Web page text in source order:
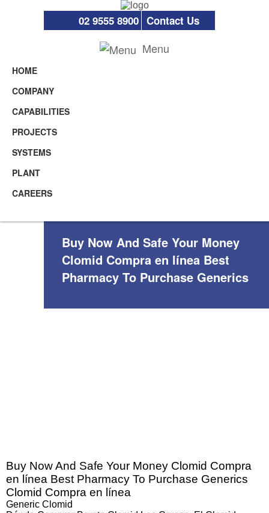
02 9555 8900 Contact Us
Menu
HOME
COMPANY
CAPABILITIES
PROJECTS
SYSTEMS
PLANT
CAREERS
Buy Now And Safe Your Money
Clomid Compra en línea Best
Pharmacy To Purchase Generics
Buy Now And Safe Your Money Clomid Compra
en línea Best Pharmacy To Purchase Generics
Clomid Compra en línea
Generic Clomid